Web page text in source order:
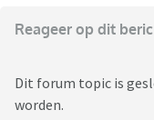
Reageer op dit
Dit forum topic is
worden.